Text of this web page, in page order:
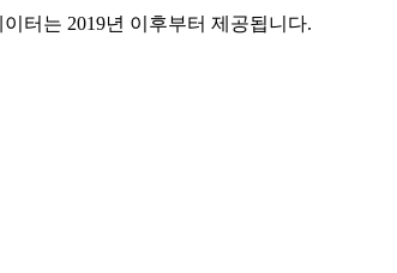
터는 2019년 이후부터 제공됩니다.